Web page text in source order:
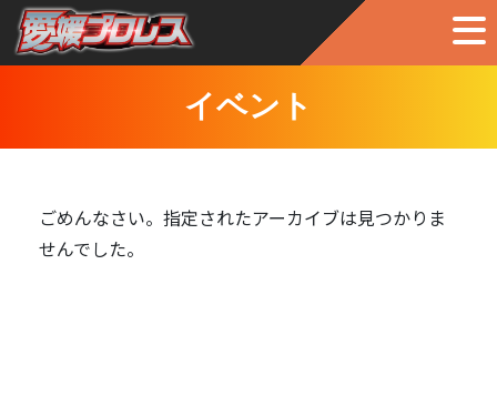
イベント
ごめんなさい。指定されたアーカイブは見つかりま
せんでした。